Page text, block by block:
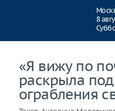
8
«Я вижу по
раскрыла
ограбления